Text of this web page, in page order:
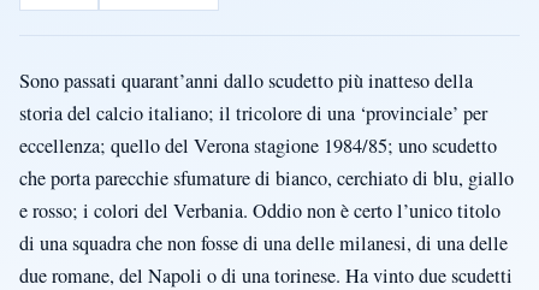
Sono passati quarant’anni dallo scudetto più inatteso della
storia del calcio italiano; il tricolore di una ‘provinciale’ per
eccellenza; quello del Verona stagione 1984/85; uno scudetto
che porta parecchie sfumature di bianco, cerchiato di blu, giallo
e rosso; i colori del Verbania. Oddio non è certo l’unico titolo
di una squadra che non fosse di una delle milanesi, di una delle
due romane, del Napoli o di una torinese. Ha vinto due scudetti